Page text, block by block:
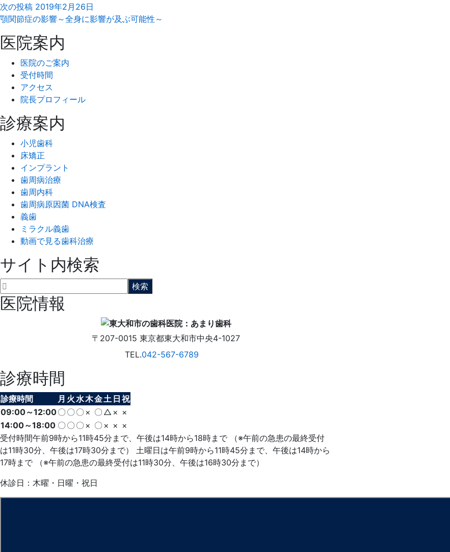
次の投稿 2019年2月26日
顎関節症の影響～全身に影響が及ぶ可能性～
医院案内
医院のご案内
受付時間
アクセス
院長プロフィール
診療案内
小児歯科
床矯正
インプラント
歯周病治療
歯周内科
歯周病原因菌 DNA検査
義歯
ミラクル義歯
動画で見る歯科治療
サイト内検索
医院情報
〒207-0015東京都東大和市中央4-1027
TEL.042-567-6789
診療時間
診療時間 月 火 水木金土 日 祝
09:00～12:00〇 〇 〇 × 〇 △ × ×
14:00～18:00 〇 〇 〇 × 〇 × × ×
受付時間午前9時から11時45分まで、午後は14時から18時まで （※午前の急患の最終受付
は11時30分、午後は17時30分まで） 土曜日は午前9時から11時45分まで、午後は14時から
17時まで （※午前の急患の最終受付は11時30分、午後は16時30分まで）
休診日：木曜・日曜・祝日